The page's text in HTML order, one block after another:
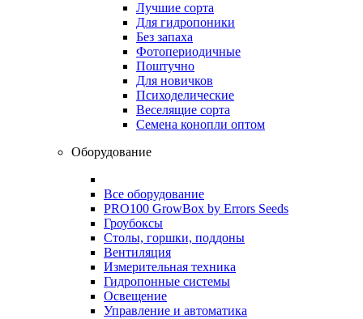
Лучшие сорта
Для гидропоники
Без запаха
Фотопериодичные
Поштучно
Для новичков
Психоделические
Веселящие сорта
Семена конопли оптом
Оборудование
Все оборудование
PRO100 GrowBox by Errors Seeds
Гроубоксы
Столы, горшки, поддоны
Вентиляция
Измерительная техника
Гидропонные системы
Освещение
Управление и автоматика